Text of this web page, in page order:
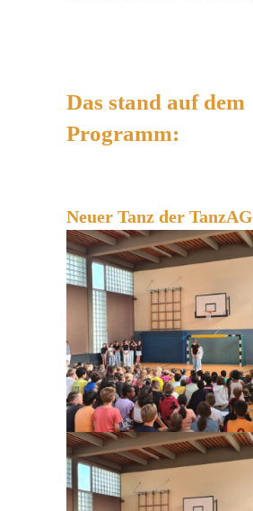
Das stand auf dem
Programm:
Neuer Tanz der TanzAG